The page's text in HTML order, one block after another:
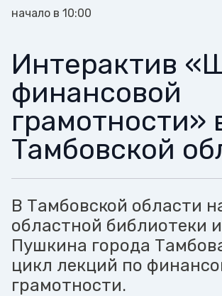
начало в 10:00
Интерактив
финансовой
грамотности»
Тамбовской
В Тамбовской области
областной библиотеки
Пушкина города
цикл лекций по
грамотности.